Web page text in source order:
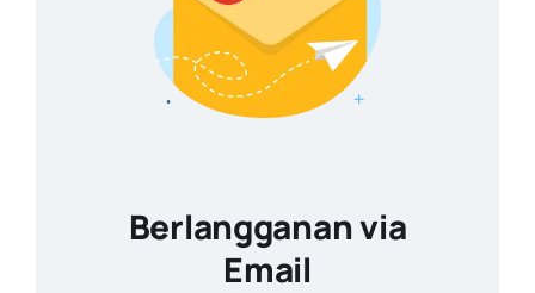
Berlangganan via
Email